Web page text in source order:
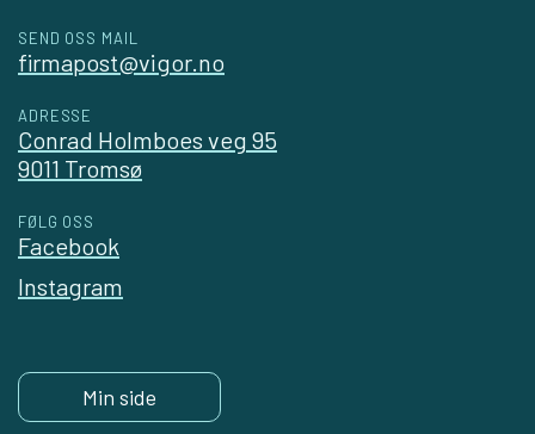
SEND OSS MAIL
firmapost@vigor.no
ADRESSE
Conrad Holmboes veg 95
9011 Tromsø
FØLG OSS
Facebook
Instagram
Min side